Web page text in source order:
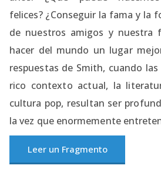
felices? ¿Conseguir la fama y la
de nuestros amigos y nuestra
hacer del mundo un lugar
respuestas de Smith, cuando
rico contexto actual, la
cultura pop, resultan ser
la vez que enormemente
Leer un Fragmento